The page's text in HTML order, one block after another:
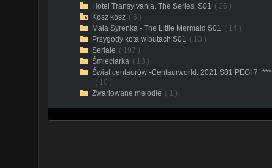
Hotel Transylvania. The Series. S01 ( 26 )
Kosz kosz ( 6 )
Mała Syrenka - The Little Mermaid S01 ( 14 )
Przygody kota w butach S01 ( 13 )
Seriale ( 197 )
Śmieciarka ( 13 )
Świat centaurów -Centaurworld. 2021 S01 PEGI 7+***
( 10 )
Zwariowane melodie ( 1 )